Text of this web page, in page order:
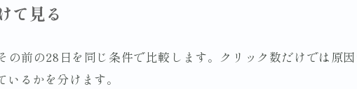
て見る
の前の28日を同じ条件で比較します。クリック数だけでは原
るかを分けます。